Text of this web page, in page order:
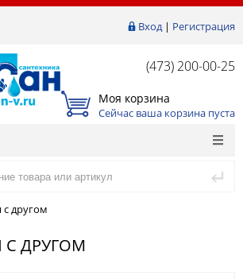
Вход| Регистрация
(473) 200-00-25
Моя корзина
Сейчас ваша корзина пуста
с другом
С ДРУГОМ